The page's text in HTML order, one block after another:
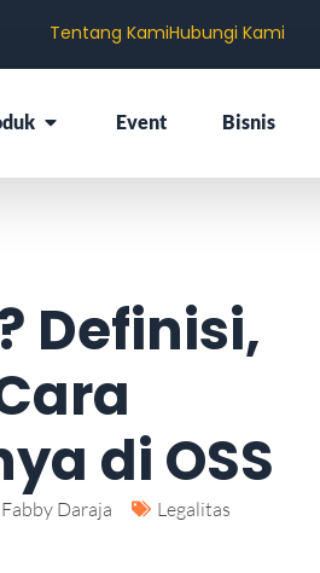
Tentang KamiHubungi Kami
Event Bisnis
Definisi,
di OSS
Fabby Daraja Legalitas